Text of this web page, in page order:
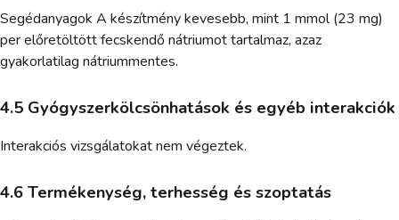
Segédanyagok A készítmény kevesebb, mint 1 mmol (23 mg)
per előretöltött fecskendő nátriumot tartalmaz, azaz
gyakorlatilag nátriummentes.
4.5 Gyógyszerkölcsönhatások és egyéb interakciók
Interakciós vizsgálatokat nem végeztek.
4.6 Termékenység, terhesség és szoptatás